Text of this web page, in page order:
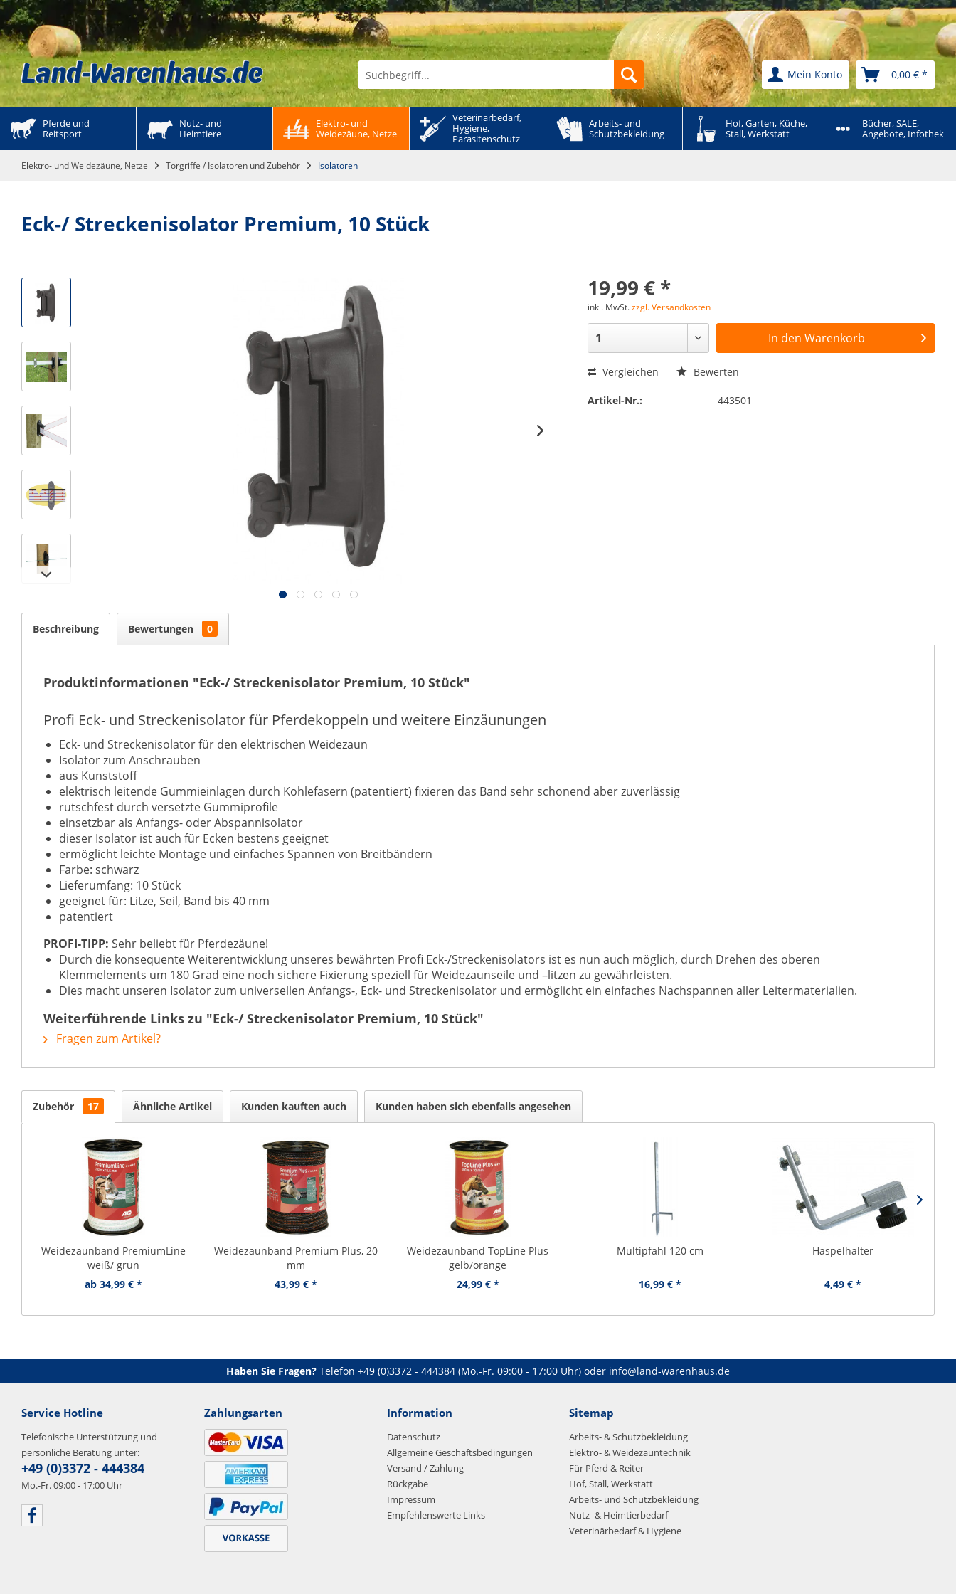
Mein Konto 0,00 € *
Pferde und
Reitsport
Nutz- und
Heimtiere
Elektro- und
Weidezäune, Netze
Veterinärbedarf,
Hygiene,
Parasitenschutz
Arbeits- und
Schutzbekleidung
Hof, Garten, Küche,
Stall, Werkstatt
Bücher, SALE,
Angebote, Infothek
Elektro- und Weidezäune, Netze Torgriffe / Isolatoren und Zubehör Isolatoren
Eck-/ Streckenisolator Premium, 10 Stück
19,99 € *
inkl. MwSt.zzgl. Versandkosten
In den Warenkorb
Vergleichen Bewerten
Artikel-Nr.: 443501
Beschreibung Bewertungen 0
Produktinformationen "Eck-/ Streckenisolator Premium, 10 Stück"
Profi Eck- und Streckenisolator für Pferdekoppeln und weitere Einzäunungen
Eck- und Streckenisolator für den elektrischen Weidezaun
Isolator zum Anschrauben
aus Kunststoff
elektrisch leitende Gummieinlagen durch Kohlefasern (patentiert) fixieren das Band sehr schonend aber zuverlässig
rutschfest durch versetzte Gummiprofile
einsetzbar als Anfangs- oder Abspannisolator
dieser Isolator ist auch für Ecken bestens geeignet
ermöglicht leichte Montage und einfaches Spannen von Breitbändern
Farbe: schwarz
Lieferumfang: 10 Stück
geeignet für: Litze, Seil, Band bis 40 mm
patentiert
PROFI-TIPP: Sehr beliebt für Pferdezäune!
Durch die konsequente Weiterentwicklung unseres bewährten Profi Eck-/Streckenisolators ist es nun auch möglich, durch Drehen des oberen
Klemmelements um 180 Grad eine noch sichere Fixierung speziell für Weidezaunseile und –litzen zu gewährleisten.
Dies macht unseren Isolator zum universellen Anfangs-, Eck- und Streckenisolator und ermöglicht ein einfaches Nachspannen aller Leitermaterialien.
Weiterführende Links zu "Eck-/ Streckenisolator Premium, 10 Stück"
Fragen zum Artikel?
Zubehör 17 Ähnliche Artikel Kunden kauften auch Kunden haben sich ebenfalls angesehen
Weidezaunband PremiumLine
weiß/ grün
ab 34,99 € *
Weidezaunband Premium Plus, 20
mm
43,99 € *
Weidezaunband TopLine Plus
gelb/orange
24,99 € *
Multipfahl 120 cm
16,99 € *
Haspelhalter
4,49 € *
Haben Sie Fragen? Telefon +49 (0)3372 - 444384 (Mo.-Fr. 09:00 - 17:00 Uhr) oder info@land-warenhaus.de
Service Hotline
Telefonische Unterstützung und
persönliche Beratung unter:
+49 (0)3372 - 444384
Mo.-Fr. 09:00 - 17:00 Uhr
Zahlungsarten Information
Datenschutz
Allgemeine Geschäftsbedingungen
Versand / Zahlung
Rückgabe
Impressum
Empfehlenswerte Links
Sitemap
Arbeits- & Schutzbekleidung
Elektro- & Weidezauntechnik
Für Pferd & Reiter
Hof, Stall, Werkstatt
Arbeits- und Schutzbekleidung
Nutz- & Heimtierbedarf
Veterinärbedarf & Hygiene